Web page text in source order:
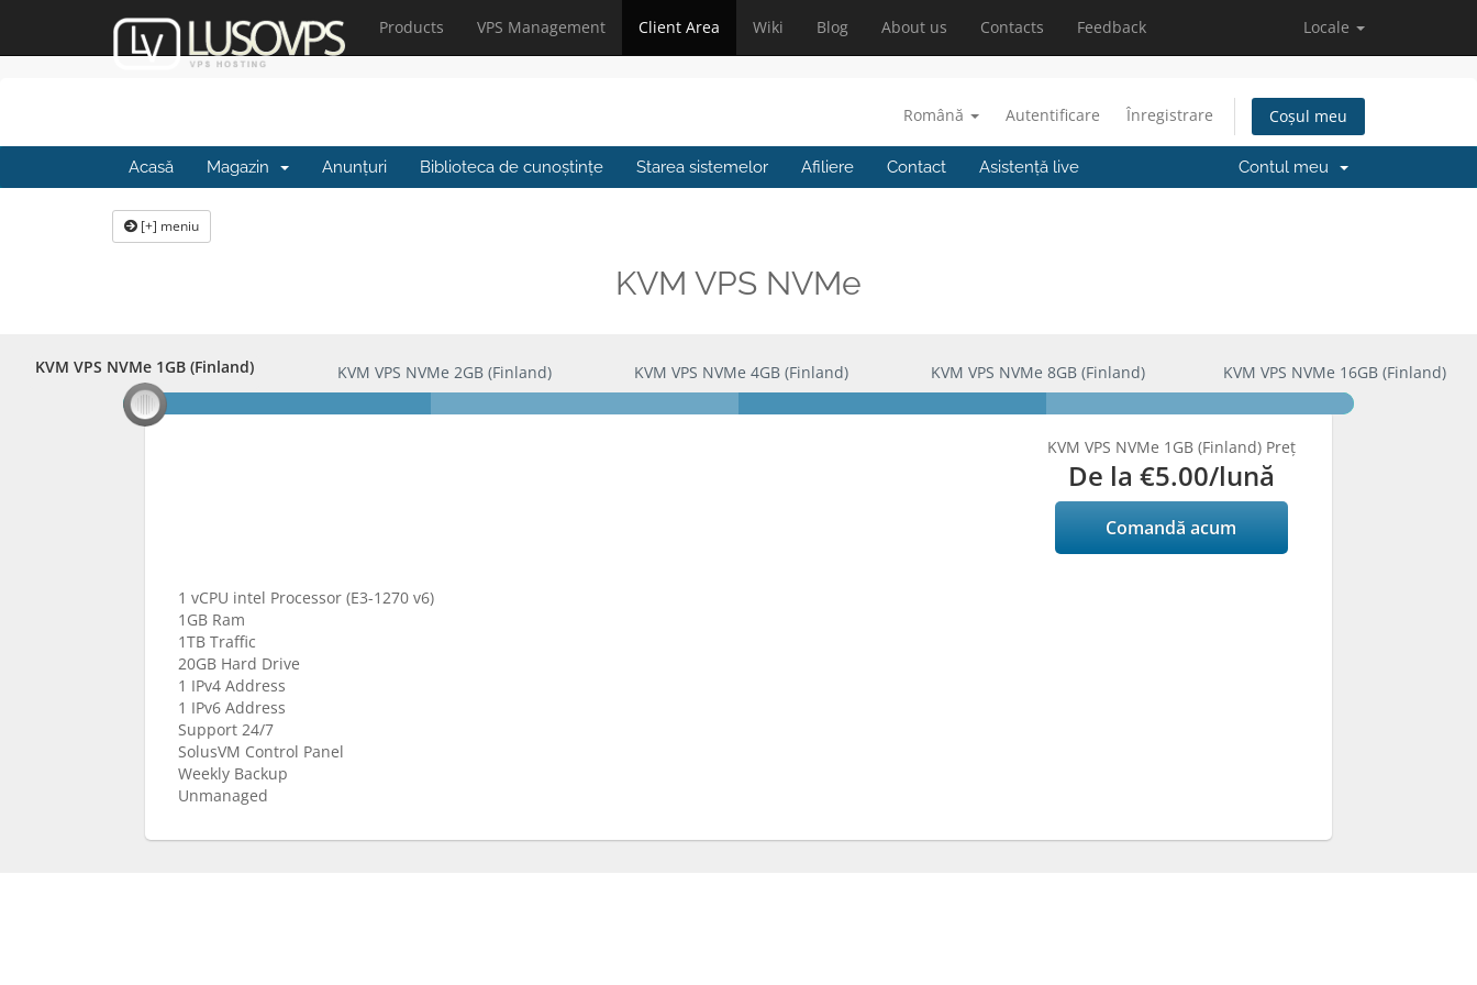
Products VPS Management Client Area Wiki Blog About us Contacts Feedback Locale
Română Autentificare Înregistrare Coșul meu
Acasă Magazin Anunțuri Biblioteca de cunoștințe Starea sistemelor Afiliere Contact Asistență live Contul meu
[+] meniu
KVM VPS NVMe
KVM VPS NVMe 1GB (Finland)
KVM VPS NVMe 1GB (Finland) KVM VPS NVMe 2GB (Finland) KVM VPS NVMe 4GB (Finland) KVM VPS NVMe 8GB (Finland) KVM VPS NVMe 16GB (Finland)
KVM VPS NVMe 1GB (Finland) Preț
De la €5.00/lună
Comandă acum
1 vCPU intel Processor (E3-1270 v6)
1GB Ram
1TB Traffic
20GB Hard Drive
1 IPv4 Address
1 IPv6 Address
Support 24/7
SolusVM Control Panel
Weekly Backup
Unmanaged